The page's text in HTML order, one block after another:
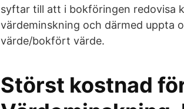
syftar till att i bokföringen redovisa
värdeminskning och därmed uppta
värde/bokfört värde.
Störst kostnad